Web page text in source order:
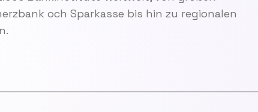
och Sparkasse bis hin zu regionalen